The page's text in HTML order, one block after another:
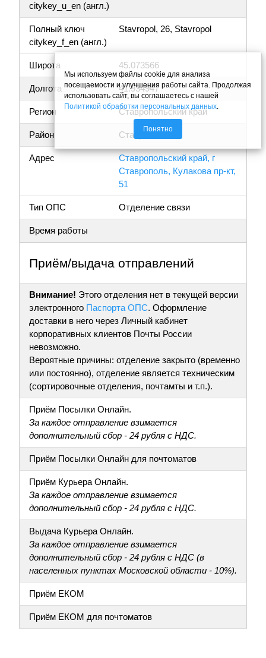
citykey_u_en (англ.)
Полный ключ
citykey_f_en (англ.)
Stavropol, 26, Stavropol
Широта 45.073566
Долгота 41.934947
Регион Ставропольский край
Район Ставрополь
Адрес
Ставропольский край, г
Ставрополь, Кулакова пр-кт,
51
Тип ОПС Отделение связи
Время работы
Приём/выдача отправлений
Внимание! Этого отделения нет в текущей версии
электронного Паспорта ОПС. Оформление
доставки в него через Личный кабинет
корпоративных клиентов Почты России
невозможно.
Вероятные причины: отделение закрыто (временно
или постоянно), отделение является техническим
(сортировочные отделения, почтамты и т.п.).
Приём Посылки Онлайн.
За каждое отправление взимается
дополнительный сбор - 24 рубля с НДС.
Приём Посылки Онлайн для почтоматов
Приём Курьера Онлайн.
За каждое отправление взимается
дополнительный сбор - 24 рубля с НДС.
Выдача Курьера Онлайн.
За каждое отправление взимается
дополнительный сбор - 24 рубля с НДС (в
населенных пунктах Московской области - 10%).
Приём ЕКОМ
Приём ЕКОМ для почтоматов
Мы используем файлы cookie для анализа
посещаемости и улучшения работы сайта. Продолжая
использовать сайт, вы соглашаетесь с нашей
Политикой обработки персональных данных
Понятно